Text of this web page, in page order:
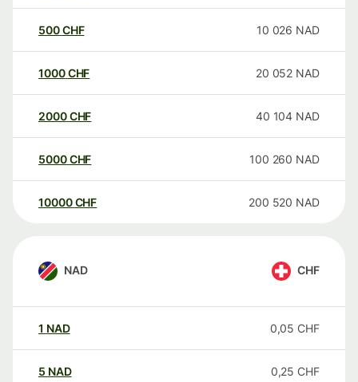
500CHF 10 026 NAD
1000CHF 20 052 NAD
2000CHF 40 104 NAD
5000CHF 100 260 NAD
10000 CHF 200 520 NAD
NAD CHF
1 NAD 0,05 CHF
5 NAD 0,25 CHF